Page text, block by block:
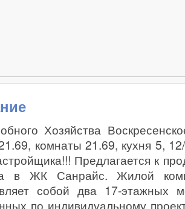
Хозяйства
комнаты 21.69, кухня 5,
Предлагается к
в ЖК Санрайс. Жилой
собой два 17-этажных
по индивидуальному